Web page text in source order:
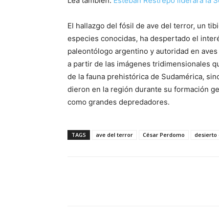
El hallazgo del fósil de ave del terror, un
especies conocidas, ha despertado el
paleontólogo argentino y autoridad en
a partir de las imágenes tridimensionales
de la fauna prehistórica de Sudamérica,
dieron en la región durante su formación
como grandes depredadores.
TAGS ave del terror César Perdomo desierto